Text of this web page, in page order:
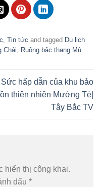
Tin tức and tagged Du lịch
Chải
Ruộng bậc thang Mù
Sức hấp dẫn của khu bảo
thiên nhiên Mường Tè|
Tây Bắc TV
hiển thị công khai.
dấu *